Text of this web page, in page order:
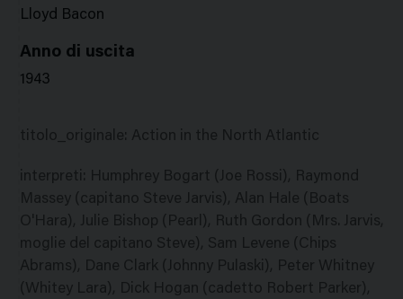
Lloyd Bacon
Anno di uscita
1943
titolo_originale: Action in the North Atlantic
interpreti: Humphrey Bogart (Joe Rossi), Raymond
Massey (capitano Steve Jarvis), Alan Hale (Boats
O'Hara), Julie Bishop (Pearl), Ruth Gordon (Mrs. Jarvis,
moglie del capitano Steve), Sam Levene (Chips
Abrams), Dane Clark (Johnny Pulaski), Peter Whitney
(Whitey Lara), Dick Hogan (cadetto Robert Parker),